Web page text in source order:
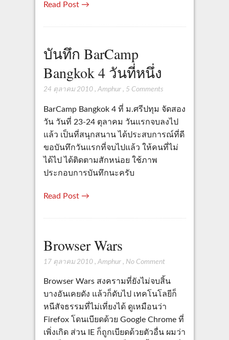
Read Post →
บันทึก BarCamp
Bangkok 4 วันที่หนึ่ง
24 ตุลาคม 2010, Amphur, 5 Comments
BarCamp Bangkok 4 ที่ ม.ศรีปทุม จัดสอง
วัน วันที่ 23-24 ตุลาคม วันแรกจบลงไป
แล้ว เป็นที่สนุกสนาน ได้ประสบการณ์ที่ดี
ขอบันทึกวันแรกที่จบไปแล้ว ให้คนที่ไม่
ได้ไป ได้ติดตามสักหน่อย ใช้ภาพ
ประกอบการบันทึกนะครับ
Read Post →
Browser Wars
17 ตุลาคม 2010, Amphur, No Comment
Browser Wars สงครามที่ยังไม่จบสิ้น
บางอันเคยดัง แล้วก็ดับไป เทคโนโลยีก็
หนีสัจธรรมที่ไม่เที่ยงได้ ดูเหมือนว่า
Firefox โดนเบียดด้วย Google Chrome ที่
เพิ่งเกิด ส่วน IE ก็ถูกเบียดด้วยตัวอื่น ผมว่า